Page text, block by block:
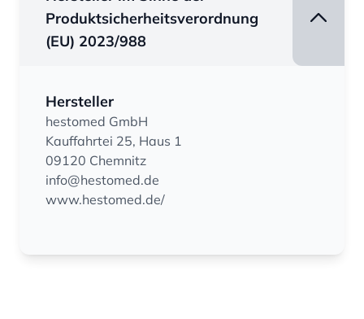
Produktsicherheitsverordnung
(EU) 2023/988
Hersteller
hestomed GmbH
Kauffahrtei 25, Haus 1
09120 Chemnitz
info@hestomed.de
www.hestomed.de/